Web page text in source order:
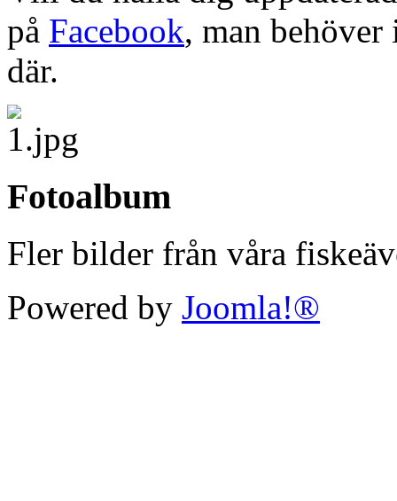
på Facebook, man
där.
Fotoalbum
Fler bilder från våra
Powered by Joomla!®